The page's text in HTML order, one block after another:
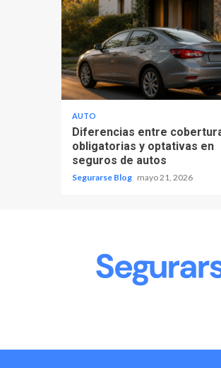
AUTO
Diferencias entre
obligatorias y optativas en
seguros de autos
Segurarse Blog mayo 21, 2026